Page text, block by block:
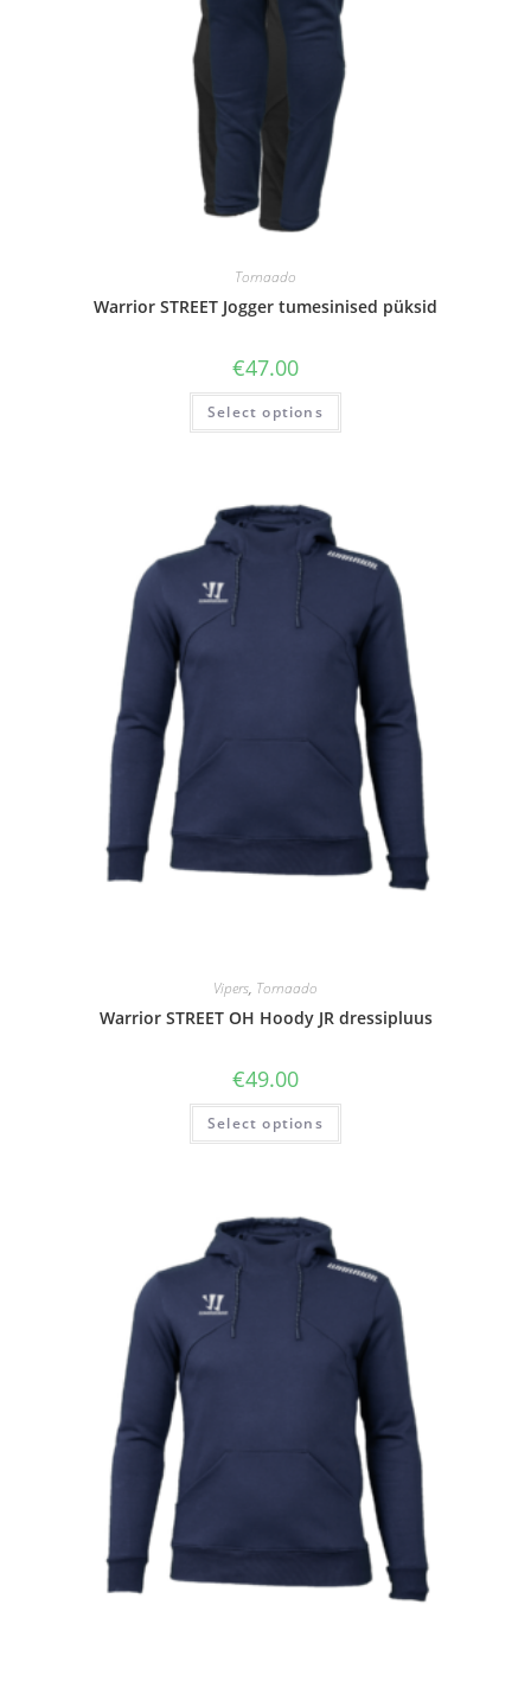
Tornaado
Warrior STREET Jogger tumesinised püksid
€47.00
Select options
Vipers, Tornaado
Warrior STREET OH Hoody JR dressipluus
€49.00
Select options